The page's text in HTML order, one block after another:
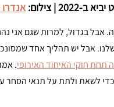
| צילום:
אנדרו
אבל יש תהליך אחד
תחת חוקי האיחוד האירופי.